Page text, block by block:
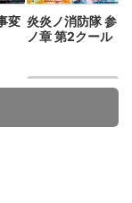
変 炎炎ノ消防隊 参
ノ章 第2クール